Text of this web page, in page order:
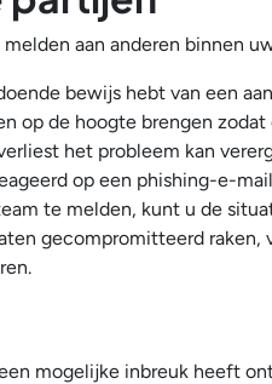
aan anderen binnen
bewijs hebt van een
op de hoogte brengen
het probleem kan
op een phishing-e-
te melden, kunt u de
gecompromitteerd raken,
mogelijke inbreuk heeft